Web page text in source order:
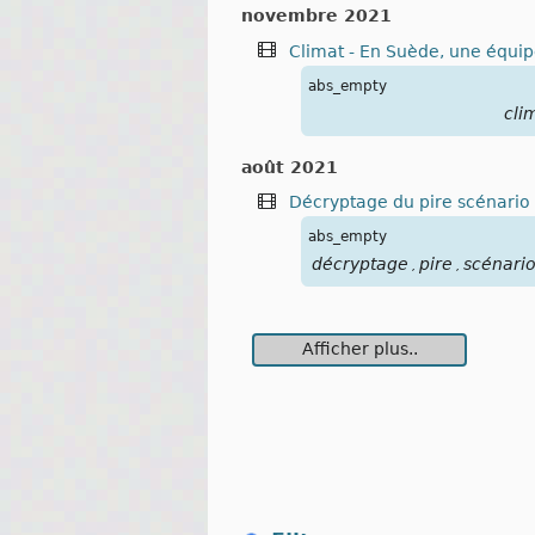
novembre 2021
Climat - En Suède, une
abs_empty
août 2021
Décryptage du pire
abs_empty
décryptage , pire , scénario
Afficher plus..